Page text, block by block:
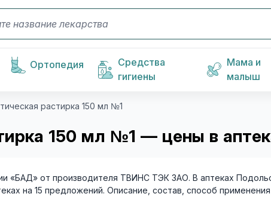
Ортопедия
Средства
гигиены
Мама и
малыш
растирка 150 мл №1
150 мл №1 — цены в
«БАД» от производителя ТВИНС ТЭК ЗАО. В аптеках
на 15 предложений. Описание, состав, способ